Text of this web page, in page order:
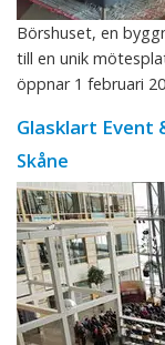
Börshuset, en
till en unik
öppnar 1 februari
Glasklart Event
Skåne